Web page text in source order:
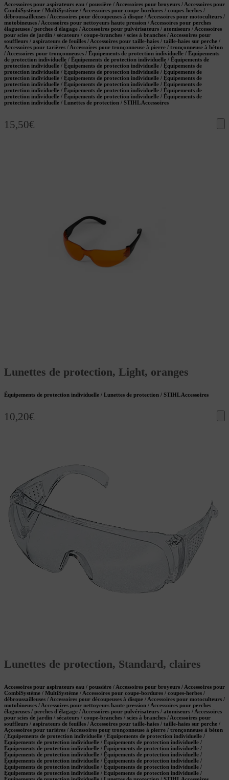
Accessoires pour aspirateurs eau / poussière / Accessoires pour broyeurs / Accessoires pour
CombiSystème / MultiSystème / Accessoires pour coupe-bordures / coupes-herbes /
débroussailleuses / Accessoires pour découpeuses à disque / Accessoires pour motoculteurs /
motobineuses / Accessoires pour nettoyeurs haute pression / Accessoires pour perches
élagueuses / perches d'élagage / Accessoires pour pulvérisateurs / atomiseurs / Accessoires
pour scies de jardin / sécateurs / coupe-branches / scies à branches / Accessoires pour
souffleurs / aspirateurs de feuilles / Accessoires pour taille-haies / taille-haies sur perche /
Accessoires pour tarières / Accessoires pour tronçonneuse à pierre / tronçonneuse à béton
/ Accessoires pour tronçonneuses / Équipements de protection individuelle / Équipements
de protection individuelle / Équipements de protection individuelle / Équipements de
protection individuelle / Équipements de protection individuelle / Équipements de
protection individuelle / Équipements de protection individuelle / Équipements de
protection individuelle / Équipements de protection individuelle / Équipements de
protection individuelle / Équipements de protection individuelle / Équipements de
protection individuelle / Équipements de protection individuelle / Équipements de
protection individuelle / Équipements de protection individuelle / Équipements de
protection individuelle / Lunettes de protection / STIHL Accessoires
15,50€
Lunettes de protection, Light, oranges
Équipements de protection individuelle / Lunettes de protection / STIHL Accessoires
10,20€
Lunettes de protection, Standard, claires
Accessoires pour aspirateurs eau / poussière / Accessoires pour broyeurs / Accessoires pour
CombiSystème / MultiSystème / Accessoires pour coupe-bordures / coupes-herbes /
débroussailleuses / Accessoires pour découpeuses à disque / Accessoires pour motoculteurs /
motobineuses / Accessoires pour nettoyeurs haute pression / Accessoires pour perches
élagueuses / perches d'élagage / Accessoires pour pulvérisateurs / atomiseurs / Accessoires
pour scies de jardin / sécateurs / coupe-branches / scies à branches / Accessoires pour
souffleurs / aspirateurs de feuilles / Accessoires pour taille-haies / taille-haies sur perche /
Accessoires pour tarières / Accessoires pour tronçonneuse à pierre / tronçonneuse à béton
/ Équipements de protection individuelle / Équipements de protection individuelle /
Équipements de protection individuelle / Équipements de protection individuelle /
Équipements de protection individuelle / Équipements de protection individuelle /
Équipements de protection individuelle / Équipements de protection individuelle /
Équipements de protection individuelle / Équipements de protection individuelle /
Équipements de protection individuelle / Équipements de protection individuelle /
Équipements de protection individuelle / Équipements de protection individuelle /
Équipements de protection individuelle / Lunettes de protection / STIHL Accessoires